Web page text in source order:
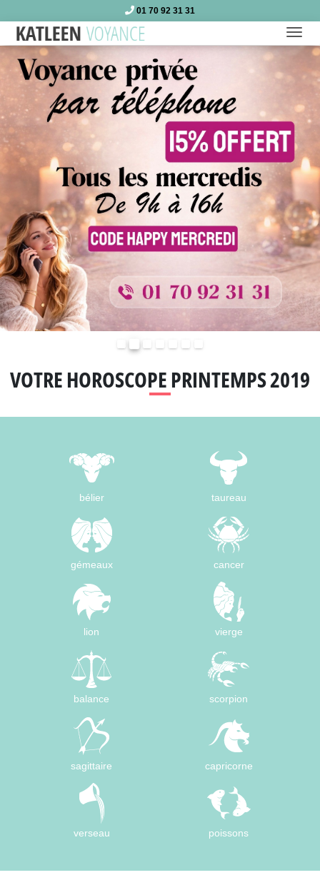
01 70 92 31 31
VOTRE HOROSCOPE PRINTEMPS 2019
bélier taureau
gémeaux cancer
lion vierge
balance scorpion
sagittaire capricorne
verseau poissons